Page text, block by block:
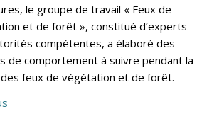
le groupe de travail « Feux de
et de forêt », constitué d’experts
compétentes, a élaboré des
de comportement à suivre pendant la
feux de végétation et de forêt.